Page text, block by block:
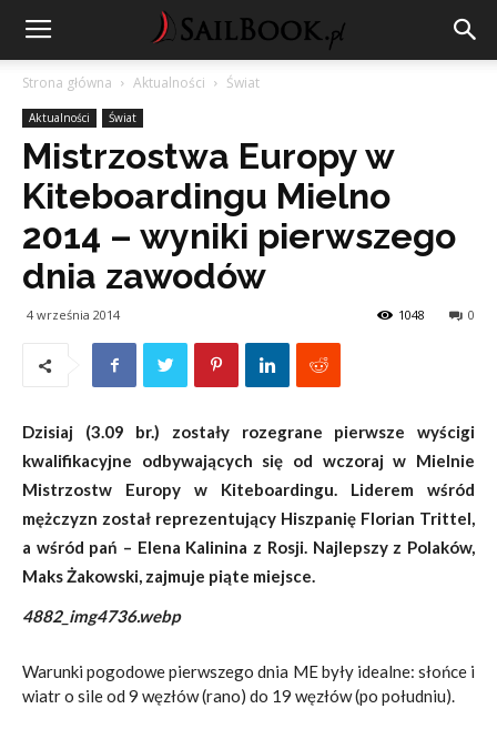
Strona główna Aktualności Świat
Aktualności Świat
Mistrzostwa Europy w
Kiteboardingu Mielno
2014 – wyniki pierwszego
dnia zawodów
4 września 2014 0
1048
Dzisiaj (3.09 br.) zostały rozegrane pierwsze wyścigi
kwalifikacyjne odbywających się od wczoraj w Mielnie
Mistrzostw Europy w Kiteboardingu. Liderem wśród
mężczyzn został reprezentujący Hiszpanię Florian Trittel,
a wśród pań – Elena Kalinina z Rosji. Najlepszy z Polaków,
Maks Żakowski, zajmuje piąte miejsce.
4882_img4736.webp
Warunki pogodowe pierwszego dnia ME były idealne: słońce i
wiatr o sile od 9 węzłów (rano) do 19 węzłów (po południu).